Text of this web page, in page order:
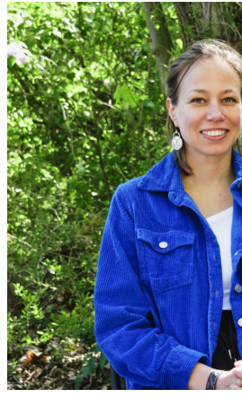
ANMELDEN